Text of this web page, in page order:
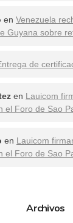
en Venezuela
Guyana sobre
de
en Lauicom
el Foro de Sao
en Lauicom
el Foro de Sao
Archivos